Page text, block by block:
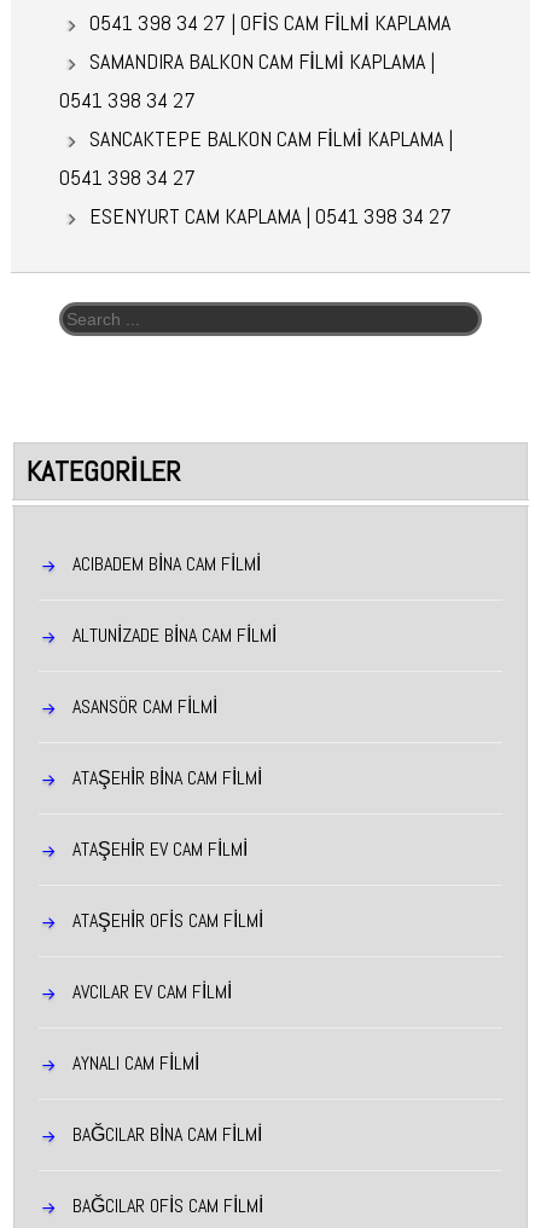
0541 398 34 27 | OFİS CAM FİLMİ KAPLAMA
SAMANDIRA BALKON CAM FİLMİ KAPLAMA |
0541 398 34 27
SANCAKTEPE BALKON CAM FİLMİ KAPLAMA |
0541 398 34 27
ESENYURT CAM KAPLAMA | 0541 398 34 27
Arama:
KATEGORILER
ACIBADEM BINA CAM FILMI
ALTUNIZADE BINA CAM FILMI
ASANSÖR CAM FİLMİ
ATAŞEHIR BINA CAM FILMI
ATAŞEHIR EV CAM FILMI
ATAŞEHIR OFIS CAM FILMI
AVCILAR EV CAM FILMI
AYNALI CAM FİLMİ
BAĞCILAR BINA CAM FILMI
BAĞCILAR OFIS CAM FILMI